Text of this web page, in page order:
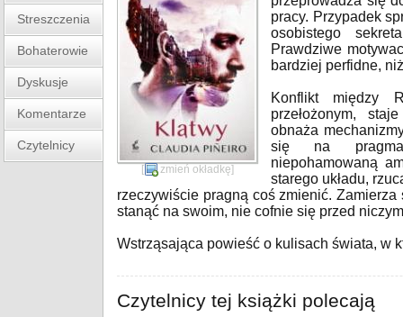
Streszczenia
Bohaterowie
Dyskusje
Komentarze
Czytelnicy
[ zmień okładkę]
pracy. Przypadek
osobistego
Prawdziwe
bardziej perfidne,
Konflikt między
przełożonym,
obnaża
się na
niepohamowaną
starego układu,
rzeczywiście pragną coś zmienić.
stanąć na swoim, nie cofnie się przed
Wstrząsająca powieść o kulisach świata, w
Czytelnicy tej książki polecają